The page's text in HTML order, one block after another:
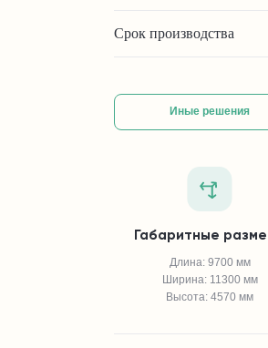
Срок производства
Иные решения
Габаритные
Длина: 9700 мм
Ширина: 11300 мм
Высота: 4570 мм